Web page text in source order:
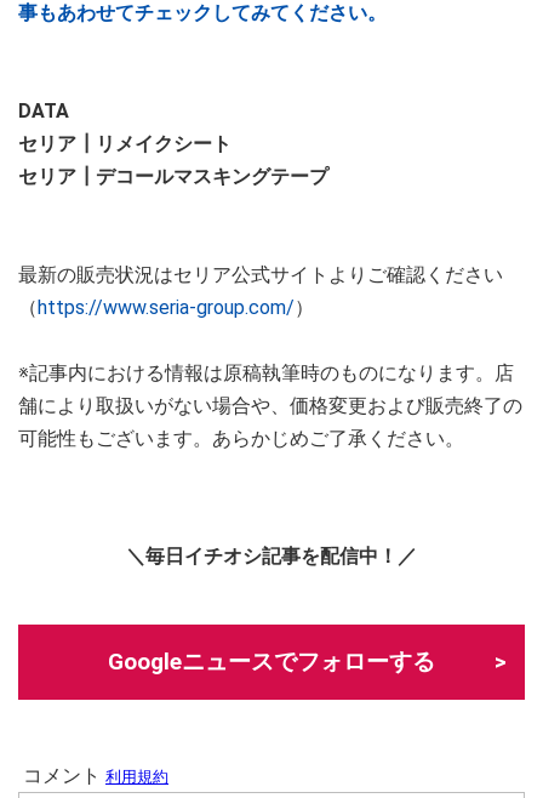
事もあわせてチェックしてみてください。
DATA
セリア┃リメイクシート
セリア┃デコールマスキングテープ
最新の販売状況はセリア公式サイトよりご確認ください
（ https://www.seria-group.com/）
※記事内における情報は原稿執筆時のものになります。店
舗により取扱いがない場合や、価格変更および販売終了の
可能性もございます。あらかじめご了承ください。
＼毎日イチオシ記事を配信中！／
Googleニュースでフォローする